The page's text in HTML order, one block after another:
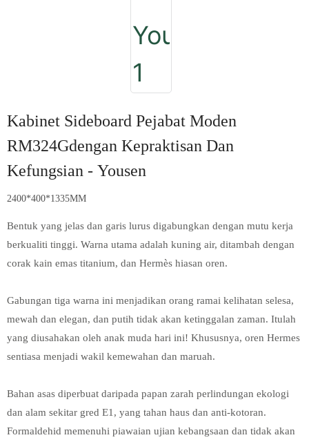
Kabinet Sideboard Pejabat Moden
RM324Gdengan Kepraktisan Dan
Kefungsian - Yousen
2400*400*1335MM
Bentuk yang jelas dan garis lurus digabungkan dengan mutu kerja
berkualiti tinggi. Warna utama adalah kuning air, ditambah dengan
corak kain emas titanium, dan Hermès hiasan oren.
Gabungan tiga warna ini menjadikan orang ramai kelihatan selesa,
mewah dan elegan, dan putih tidak akan ketinggalan zaman. Itulah
yang diusahakan oleh anak muda hari ini! Khususnya, oren Hermes
sentiasa menjadi wakil kemewahan dan maruah.
Bahan asas diperbuat daripada papan zarah perlindungan ekologi
dan alam sekitar gred E1, yang tahan haus dan anti-kotoran.
Formaldehid memenuhi piawaian ujian kebangsaan dan tidak akan